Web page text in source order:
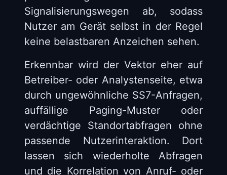
Signalisierungswegen ab, sodass
Nutzer am Gerät selbst in der Regel
keine belastbaren Anzeichen sehen.
Erkennbar wird der Vektor eher auf
Betreiber- oder Analystenseite, etwa
durch ungewöhnliche SS7-Anfragen,
auffällige Paging-Muster oder
verdächtige Standortabfragen ohne
passende Nutzerinteraktion. Dort
lassen sich wiederholte Abfragen
und die Korrelation von Anruf- oder